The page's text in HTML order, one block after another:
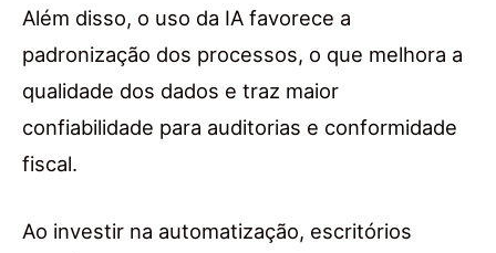
Além disso, o uso da IA favorece a
padronização dos processos, o que melhora a
qualidade dos dados e traz maior
confiabilidade para auditorias e conformidade
fiscal.
Ao investir na automatização, escritórios